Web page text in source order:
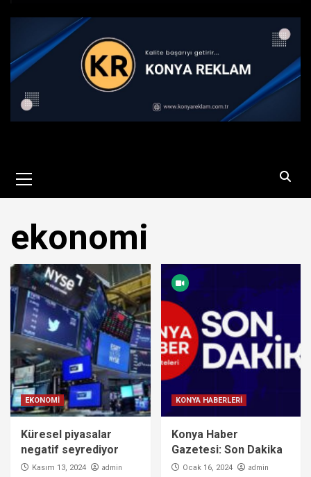
Menu
ekonomi
EKONOMİ
Küresel piyasalar
negatif seyrediyor
Kasım 13, 2024 admin
KONYA HABERLERİ
Konya Haber
Gazetesi: Son Dakika
Ocak 16, 2024 admin